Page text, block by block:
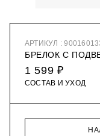
АРТИКУЛ :
БРЕЛОК С
1 599 ₽
СОСТАВ И УХОД